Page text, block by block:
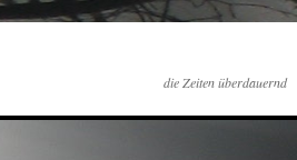
die Zeiten überdauernd